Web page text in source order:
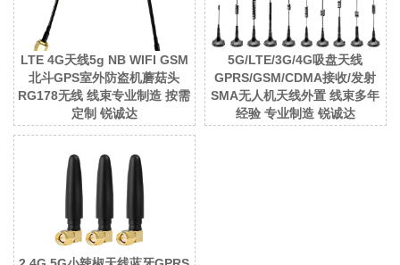
LTE 4G天线5g NB WIFI GSM
北斗GPS室外防盗机蘑菇头
RG178无线 线束专业制造 按需
定制 锐诚达
5G/LTE/3G/4G吸盘天线
GPRS/GSM/CDMA接收/发射
SMA无人机天线外置 线束多年
经验 专业制造 锐诚达